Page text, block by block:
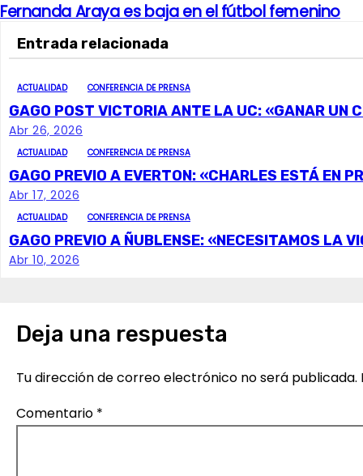
N
a
e
a
Fernanda Araya es baja en el fútbol femenino
Entrada relacionada
ACTUALIDAD CONFERENCIA DE PRENSA
GAGO POST VICTORIA ANTE LA UC: «GANAR UN
Abr 26, 2026
ACTUALIDAD CONFERENCIA DE PRENSA
GAGO PREVIO A EVERTON: «CHARLES ESTÁ EN
Abr 17, 2026
ACTUALIDAD CONFERENCIA DE PRENSA
GAGO PREVIO A ÑUBLENSE: «NECESITAMOS LA
Abr 10, 2026
Deja una respuesta
Tu dirección de correo electrónico no será publicada.
Comentario *